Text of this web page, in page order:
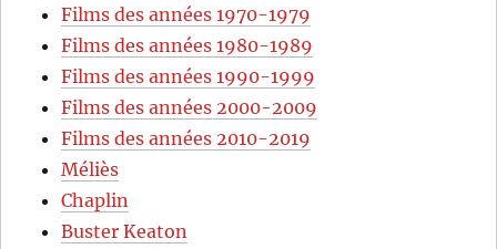
Films des années 1970-1979
Films des années 1980-1989
Films des années 1990-1999
Films des années 2000-2009
Films des années 2010-2019
Méliès
Chaplin
Buster Keaton